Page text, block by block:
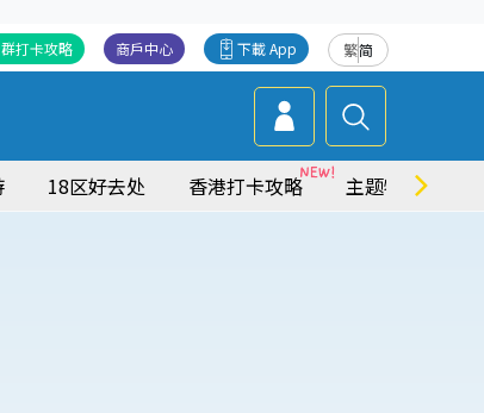
繁简
下載 App
商戶中心
打卡攻略
18区好去处 香港打卡攻略 主题特集